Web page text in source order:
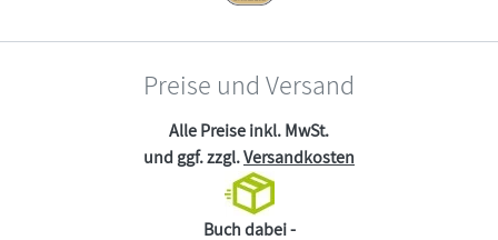
Preise und Versand
Alle Preise inkl. MwSt.
und ggf. zzgl.Versandkosten
Buch dabei -